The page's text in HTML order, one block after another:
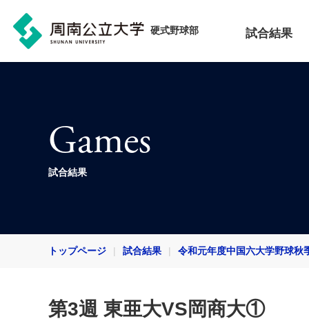
硬式野球部 試合結果
Games
試合結果
トップページ 試合結果 令和元年度中国六大学野球秋
第3週 東亜大VS岡商大①